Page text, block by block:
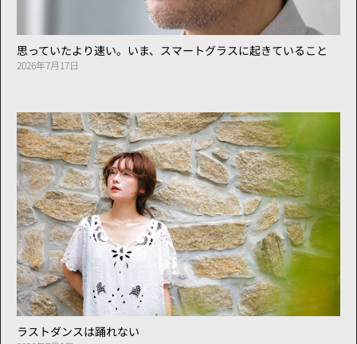
思っていたより速い。いま、スマートグラスに起きていること
2026年7月17日
ラストダンスは踊れない